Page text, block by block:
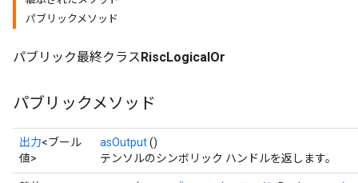
パブリックメソッド
パブリック最終クラスRiscLogicalOr
パブリックメソッド
出力<ブール
値>
asOutput()
テンソルのシンボリック ハンドルを返します。